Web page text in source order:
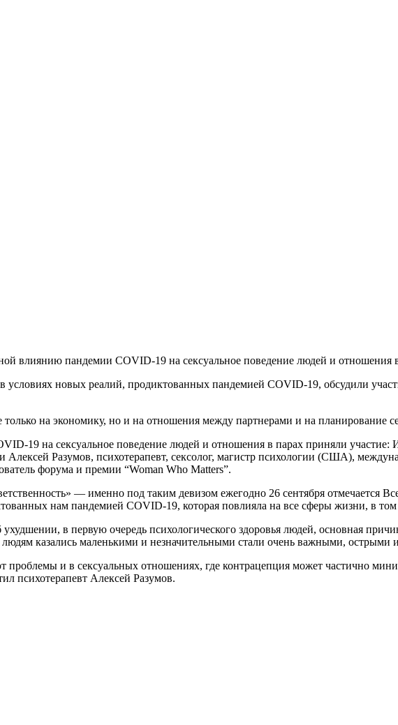
влиянию пандемии COVID-19 на сексуальное поведение людей и отношения
условиях новых реалий, продиктованных пандемией COVID-19, обсудили
на экономику, но и на отношения между партнерами и на планирование
19 на сексуальное поведение людей и отношения в парах приняли
и Алексей Разумов, психотерапевт, сексолог, магистр психологии (США),
форума и премии “Woman Who Matters”.
— именно под таким девизом ежегодно 26 сентября отмечается
нам пандемией COVID-19, которая повлияла на все сферы жизни, в
в первую очередь психологического здоровья людей, основная
казались маленькими и незначительными стали очень важными, острыми
проблемы и в сексуальных отношениях, где контрацепция может частично
психотерапевт Алексей Разумов.